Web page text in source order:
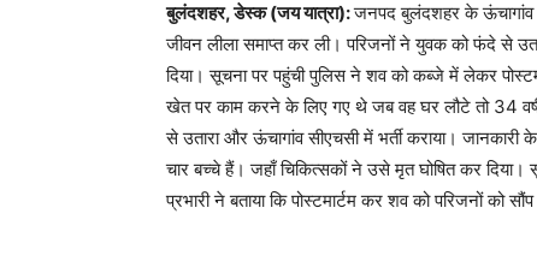
बुलंदशहर, डेस्क (जय यात्रा):जनपद बुलंदशहर के
जीवन लीला समाप्त कर ली। परिजनों ने युवक को फंदे से
दिया। सूचना पर पहुंची पुलिस ने शव को कब्जे में लेकर
खेत पर काम करने के लिए गए थे जब वह घर लौटे तो 34
से उतारा और ऊंचागांव सीएचसी में भर्ती कराया।
चार बच्चे हैं। जहाँ चिकित्सकों ने उसे मृत घोषित कर
प्रभारी ने बताया कि पोस्टमार्टम कर शव को परिजनों को